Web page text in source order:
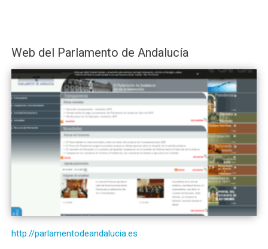
Web del Parlamento de Andalucía
http://parlamentodeandalucia.es